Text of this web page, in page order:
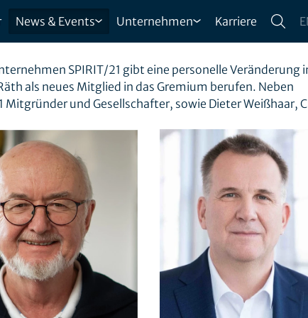
News & Events Unternehmen Karriere
DER SPIRIT/21
DAS GREMIUM
SPIRIT/21 gibt eine personelle Veränderung
als neues Mitglied in das Gremium berufen. Neben
und Gesellschafter, sowie Dieter Weißhaar,